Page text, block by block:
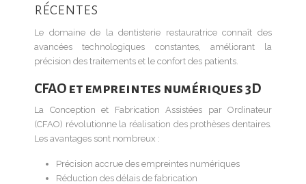
récentes
Le domaine de la dentisterie restauratrice connaît des
avancées technologiques constantes, améliorant la
précision des traitements et le confort des patients.
CFAO et empreintes numériques 3D
La Conception et Fabrication Assistées par Ordinateur
(CFAO) révolutionne la réalisation des prothèses dentaires.
Les avantages sont nombreux :
Précision accrue des empreintes numériques
Réduction des délais de fabrication